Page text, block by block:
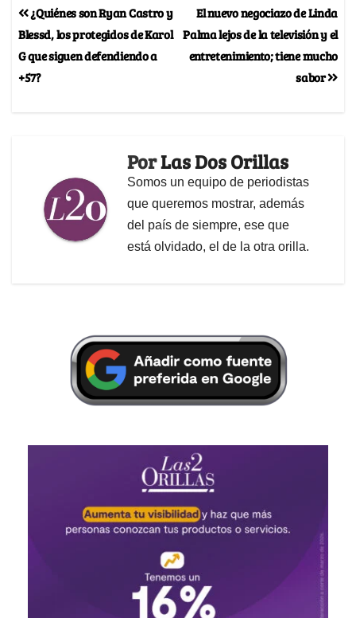
El nuevo negociazo de Linda
Palma lejos de la televisión y el
entretenimiento; tiene mucho
sabor
¿Quiénes son Ryan Castro y
Blessd, los protegidos de Karol
G que siguen defendiendo a
+57?
PorLas Dos Orillas
Somos un equipo de periodistas
que queremos mostrar, además
del país de siempre, ese que
está olvidado, el de la otra orilla.